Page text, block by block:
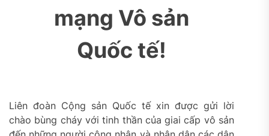
mạng Vô sản
Quốc tế!
Liên đoàn Cộng sản Quốc tế xin được gửi lời
chào bùng cháy với tinh thần của giai cấp vô sản